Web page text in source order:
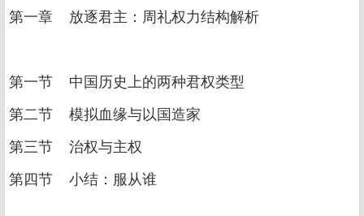
第一章 放逐君主：周礼权力结构解析
第一节 中国历史上的两种君权类型
第二节 模拟血缘与以国造家
第三节 治权与主权
第四节 小结：服从谁